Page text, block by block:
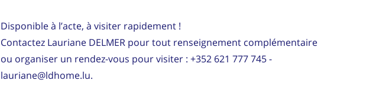
Disponible à l’acte, à visiter rapidement !
Contactez Lauriane DELMER pour tout renseignement complémentaire
ou organiser un rendez-vous pour visiter : +352 621 777 745 -
lauriane@ldhome.lu.